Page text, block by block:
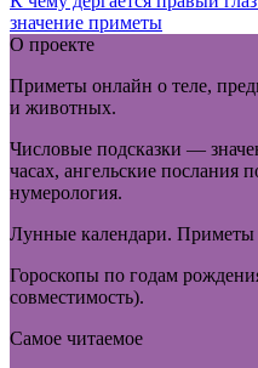
значение приметы
О проекте
Приметы онлайн о теле,
и животных.
Числовые подсказки —
часах, ангельские послания
нумерология.
Лунные календари. Приметы
Гороскопы по годам
совместимость).
Самое читаемое